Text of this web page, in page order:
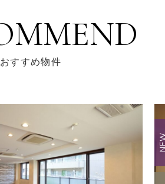
おすすめ物件
NEW